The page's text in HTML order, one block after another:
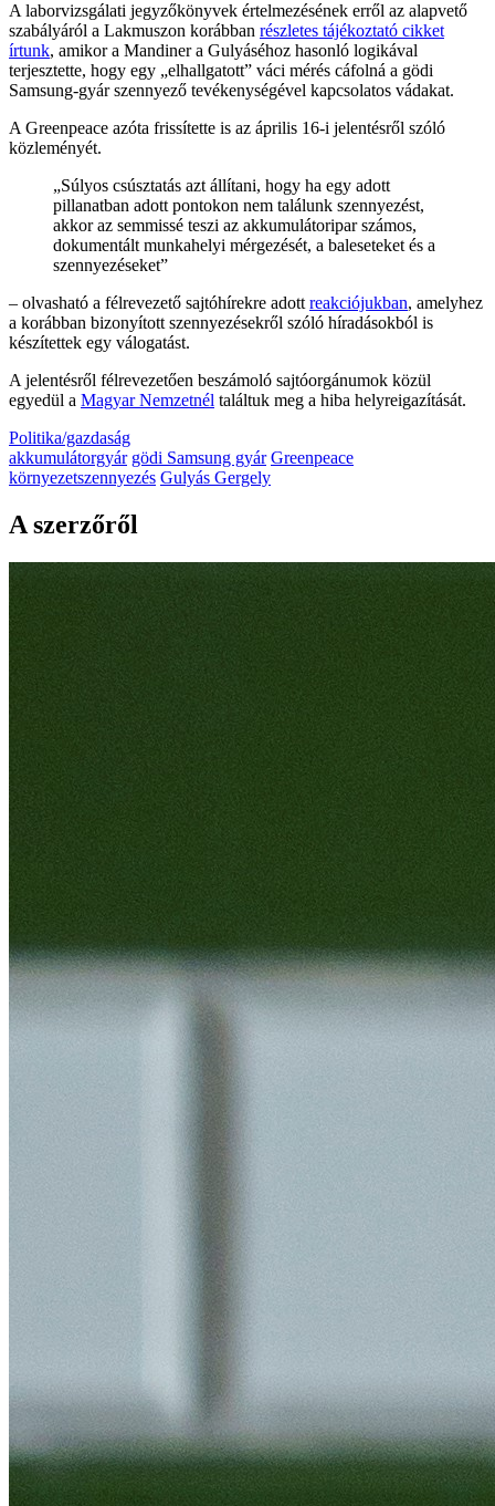
A laborvizsgálati jegyzőkönyvek értelmezésének erről az alapvető
szabályáról a Lakmuszon korábban részletes tájékoztató cikket
írtunk, amikor a Mandiner a Gulyáséhoz hasonló logikával
terjesztette, hogy egy „elhallgatott” váci mérés cáfolná a gödi
Samsung-gyár szennyező tevékenységével kapcsolatos vádakat.
A Greenpeace azóta frissítette is az április 16-i jelentésről szóló
közleményét.
„Súlyos csúsztatás azt állítani, hogy ha egy adott
pillanatban adott pontokon nem találunk szennyezést,
akkor az semmissé teszi az akkumulátoripar számos,
dokumentált munkahelyi mérgezését, a baleseteket és a
szennyezéseket”
– olvasható a félrevezető sajtóhírekre adott reakciójukban, amelyhez
a korábban bizonyított szennyezésekről szóló híradásokból is
készítettek egy válogatást.
A jelentésről félrevezetően beszámoló sajtóorgánumok közül
egyedül a Magyar Nemzetnél találtuk meg a hiba helyreigazítását.
Politika/gazdaság
akkumulátorgyár gödi Samsung gyár Greenpeace
környezetszennyezés Gulyás Gergely
A szerzőről